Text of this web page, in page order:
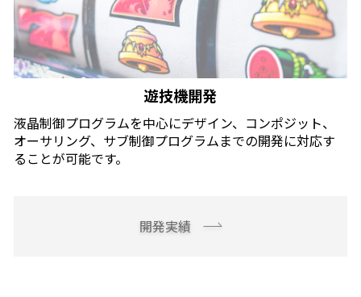
遊技機開発
液晶制御プログラムを中心にデザイン、コンポジット、
オーサリング、サブ制御プログラムまでの開発に対応す
ることが可能です。
開発実績